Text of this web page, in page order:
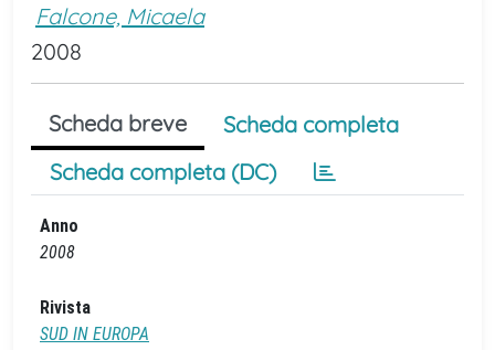
Falcone, Micaela
2008
Scheda breve
Scheda completa
Scheda completa (DC)
Anno
2008
Rivista
SUD IN EUROPA